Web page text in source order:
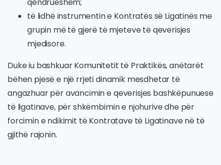
të lidhë instrumentin e Kontratës së Ligatinës me
grupin më të gjerë të mjeteve të qeverisjes
mjedisore.
Duke iu bashkuar Komunitetit të Praktikës, anëtarët
bëhen pjesë e një rrjeti dinamik mesdhetar të
angazhuar për avancimin e qeverisjes bashkëpunuese
të ligatinave, për shkëmbimin e njohurive dhe për
forcimin e ndikimit të Kontratave të Ligatinave në të
gjithë rajonin.